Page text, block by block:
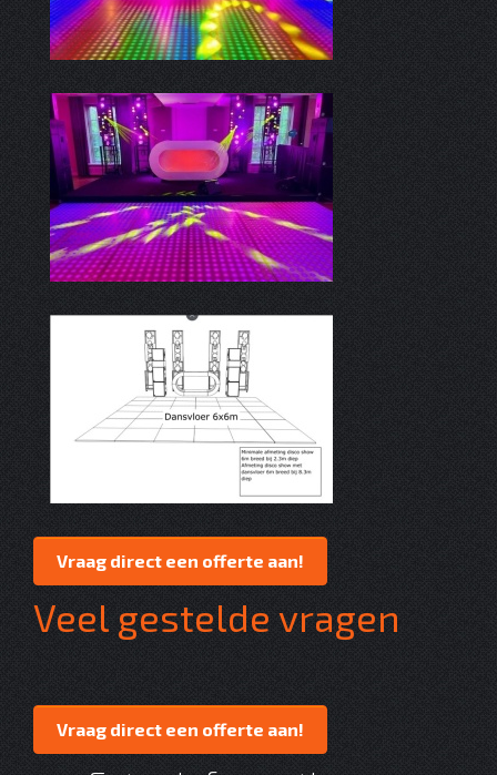
Vraag direct een offerte aan!
Veel gestelde vragen
Vraag direct een offerte aan!